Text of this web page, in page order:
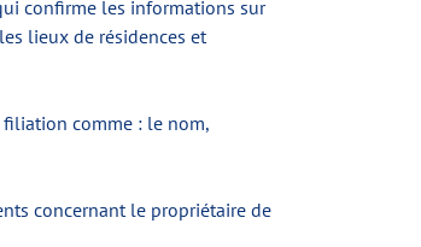
confirme les informations sur
lieux de résidences et
filiation comme : le nom,
concernant le propriétaire de